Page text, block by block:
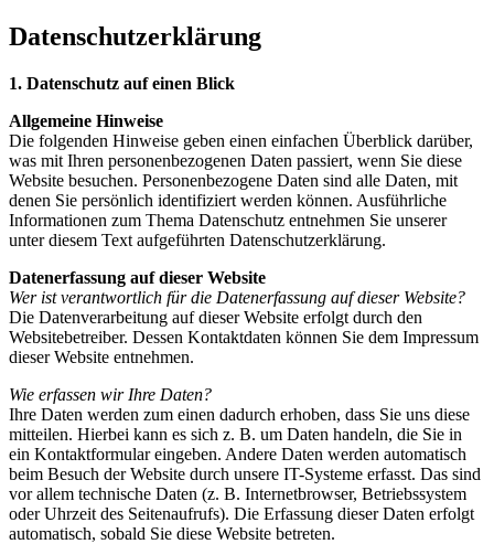
Datenschutzerklärung
1. Datenschutz auf einen Blick
Allgemeine Hinweise
Die folgenden Hinweise geben einen einfachen Überblick darüber,
was mit Ihren personenbezogenen Daten passiert, wenn Sie diese
Website besuchen. Personenbezogene Daten sind alle Daten, mit
denen Sie persönlich identifiziert werden können. Ausführliche
Informationen zum Thema Datenschutz entnehmen Sie unserer
unter diesem Text aufgeführten Datenschutzerklärung.
Datenerfassung auf dieser Website
Wer ist verantwortlich für die Datenerfassung auf dieser Website?
Die Datenverarbeitung auf dieser Website erfolgt durch den
Websitebetreiber. Dessen Kontaktdaten können Sie dem Impressum
dieser Website entnehmen.
Wie erfassen wir Ihre Daten?
Ihre Daten werden zum einen dadurch erhoben, dass Sie uns diese
mitteilen. Hierbei kann es sich z. B. um Daten handeln, die Sie in
ein Kontaktformular eingeben. Andere Daten werden automatisch
beim Besuch der Website durch unsere IT-Systeme erfasst. Das sind
vor allem technische Daten (z. B. Internetbrowser, Betriebssystem
oder Uhrzeit des Seitenaufrufs). Die Erfassung dieser Daten erfolgt
automatisch, sobald Sie diese Website betreten.